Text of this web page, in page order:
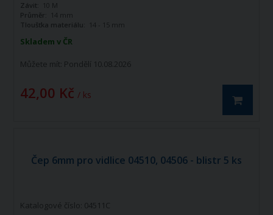
Skladem v ČR
Můžete mít: Pondělí 10.08.2026
42,00 Kč / ks
Závit:
10 M
Průměr:
14 mm
Tloušťka materiálu:
14 - 15 mm
Čep 6mm pro vidlice 04510, 04506 - blistr 5 ks
Katalogové číslo: 04511C